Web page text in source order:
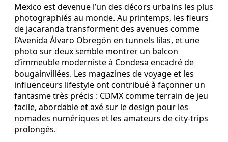
Mexico est devenue l’un des décors urbains les plus
photographiés au monde. Au printemps, les fleurs
de jacaranda transforment des avenues comme
l’Avenida Álvaro Obregón en tunnels lilas, et une
photo sur deux semble montrer un balcon
d’immeuble moderniste à Condesa encadré de
bougainvillées. Les magazines de voyage et les
influenceurs lifestyle ont contribué à façonner un
fantasme très précis : CDMX comme terrain de jeu
facile, abordable et axé sur le design pour les
nomades numériques et les amateurs de city-trips
prolongés.